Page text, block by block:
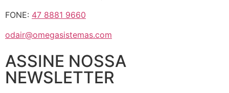
FONE: 47 8881 9660
odair@omegasistemas.com
ASSINE NOSSA
NEWSLETTER